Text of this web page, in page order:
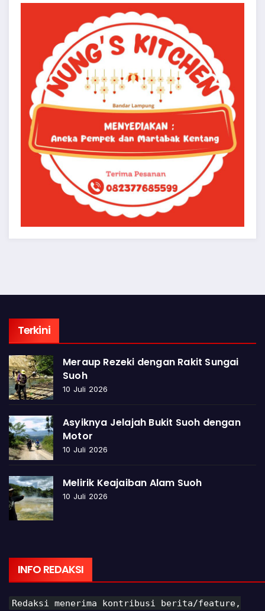
Terkini
Meraup Rezeki dengan Rakit Sungai
Suoh
10 Juli 2026
Asyiknya Jelajah Bukit Suoh dengan
Motor
10 Juli 2026
Melirik Keajaiban Alam Suoh
10 Juli 2026
INFO REDAKSI
Redaksi menerima kontribusi berita/feature,